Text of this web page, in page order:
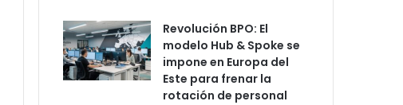
Revolución BPO: El
modelo Hub & Spoke se
impone en Europa del
Este para frenar la
rotación de personal